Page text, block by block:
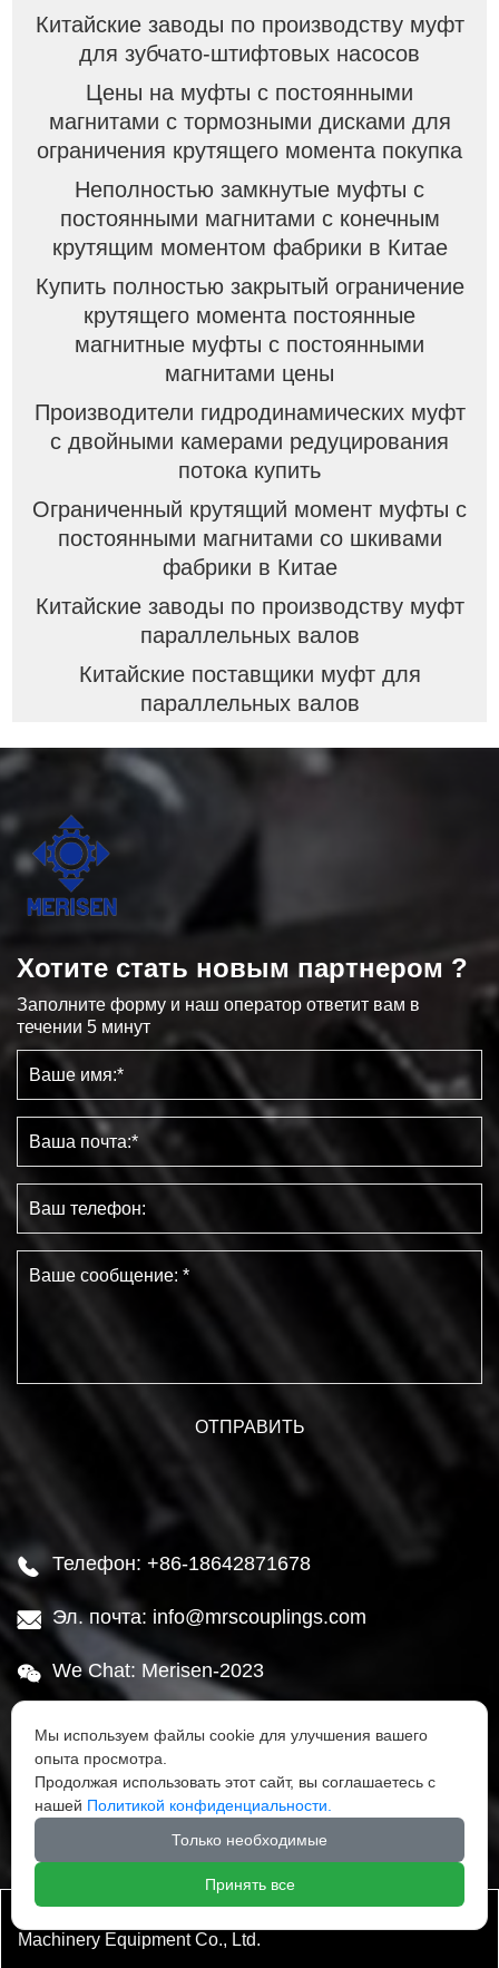
Китайские заводы по производству муфт
для зубчато-штифтовых насосов
Цены на муфты с постоянными
магнитами с тормозными дисками для
ограничения крутящего момента покупка
Неполностью замкнутые муфты с
постоянными магнитами с конечным
крутящим моментом фабрики в Китае
Купить полностью закрытый ограничение
крутящего момента постоянные
магнитные муфты с постоянными
магнитами цены
Производители гидродинамических муфт
с двойными камерами редуцирования
потока купить
Ограниченный крутящий момент муфты с
постоянными магнитами со шкивами
фабрики в Китае
Китайские заводы по производству муфт
параллельных валов
Китайские поставщики муфт для
параллельных валов
Хотите стать новым партнером ?
Заполните форму и наш оператор ответит вам в
течении 5 минут
 Телефон: +86-18642871678
 Эл. почта: info@mrscouplings.com
 We Chat: Merisen-2023

провинция Ляонин
   
Machinery Equipment Co., Ltd.
Мы используем файлы cookie для улучшения вашего
опыта просмотра.
Продолжая использовать этот сайт, вы соглашаетесь с
нашей Политикой конфиденциальности.
Только необходимые
Принять все